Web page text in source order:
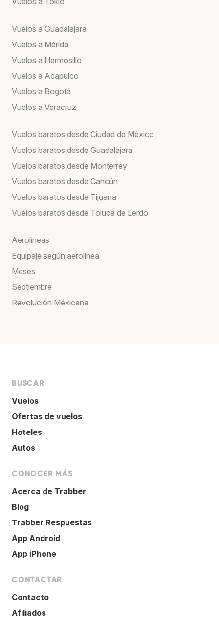
Vuelos a Guadalajara
Vuelos a Mérida
Vuelos a Hermosillo
Vuelos a Acapulco
Vuelos a Bogotá
Vuelos a Veracruz
Vuelos baratos desde Ciudad de México
Vuelos baratos desde Guadalajara
Vuelos baratos desde Monterrey
Vuelos baratos desde Cancún
Vuelos baratos desde Tijuana
Vuelos baratos desde Toluca de Lerdo
Aerolíneas
Equipaje según aerolínea
Meses
Septiembre
Revolución Méxicana
BUSCAR
Vuelos
Ofertas de vuelos
Hoteles
Autos
CONOCER MÁS
Acerca de Trabber
Blog
Trabber Respuestas
App Android
App iPhone
CONTACTAR
Contacto
Afiliados